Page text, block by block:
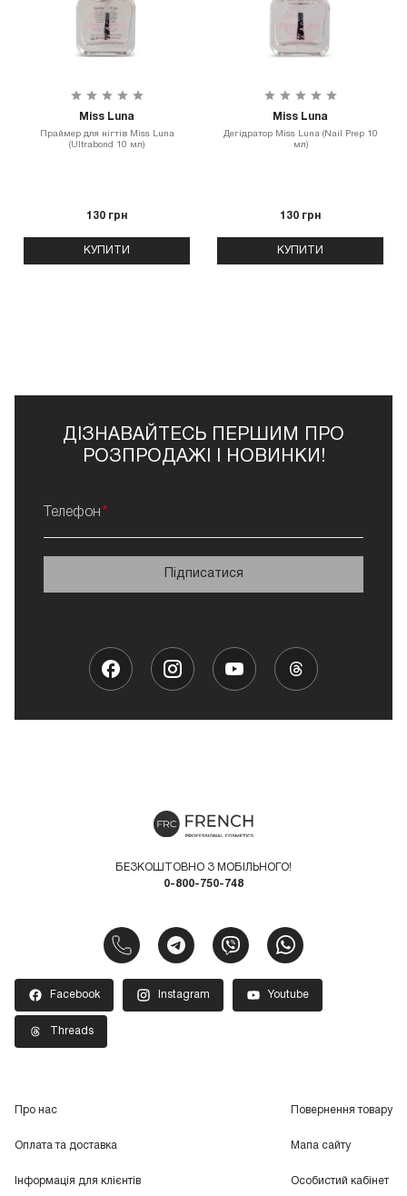
Miss Luna
Праймер для нігтів Miss Luna
(Ultrabond 10 мл)
130 грн
КУПИТИ
Miss Luna
Дегідратор Miss Luna (Nail Prep 10
мл)
130 грн
КУПИТИ
ДІЗНАВАЙТЕСЬ ПЕРШИМ ПРО
РОЗПРОДАЖІ І НОВИНКИ!
Телефон
Підписатися
БЕЗКОШТОВНО З МОБІЛЬНОГО!
0-800-750-748
Facebook Instagram Youtube
Threads
Про нас
Оплата та доставка
Інформація для клієнтів
Повернення товару
Мапа сайту
Особистий кабінет